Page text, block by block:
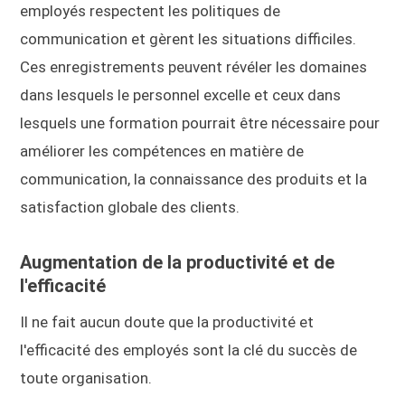
employés respectent les politiques de
communication et gèrent les situations difficiles.
Ces enregistrements peuvent révéler les domaines
dans lesquels le personnel excelle et ceux dans
lesquels une formation pourrait être nécessaire pour
améliorer les compétences en matière de
communication, la connaissance des produits et la
satisfaction globale des clients.
Augmentation de la productivité et de
l'efficacité
Il ne fait aucun doute que la productivité et
l'efficacité des employés sont la clé du succès de
toute organisation.